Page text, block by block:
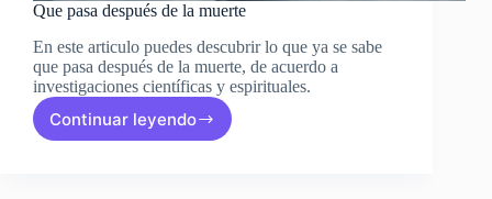
Que pasa después de la muerte
En este articulo puedes descubrir lo que ya se sabe
que pasa después de la muerte, de acuerdo a
investigaciones científicas y espirituales.
Continuar leyendo
Que